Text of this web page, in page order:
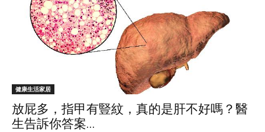
健康生活家居
放屁多，指甲有豎紋，真的是肝不好嗎？醫
生告訴你答案...